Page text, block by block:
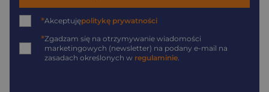
*Akceptujępolitykę prywatności
*Zgadzam się na otrzymywanie wiadomości
marketingowych (newsletter) na podany e-mail na
zasadach określonych w regulaminie.